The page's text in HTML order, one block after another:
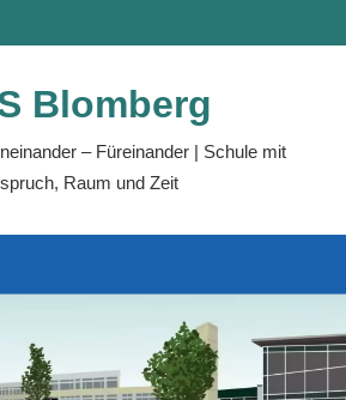
Blomberg
– Füreinander | Schule mit
Raum und Zeit